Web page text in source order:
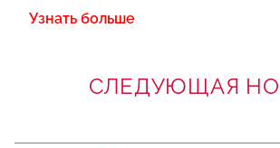
Узнать больше
СЛЕДУЮЩАЯ